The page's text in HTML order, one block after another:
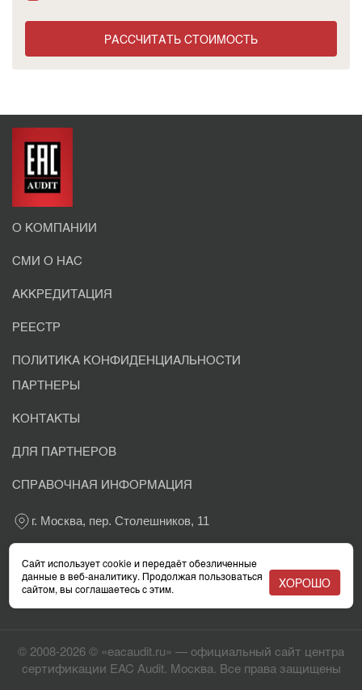
РАССЧИТАТЬ СТОИМОСТЬ
О КОМПАНИИ
СМИ О НАС
АККРЕДИТАЦИЯ
РЕЕСТР
ПОЛИТИКА КОНФИДЕНЦИАЛЬНОСТИ
ПАРТНЕРЫ
КОНТАКТЫ
ДЛЯ ПАРТНЕРОВ
СПРАВОЧНАЯ ИНФОРМАЦИЯ
г. Москва, пер. Столешников, 11
info@eacaudit.ru
© 2008-2026 © «eacaudit.ru» — официальный сайт центра
сертификации EAC Audit. Москва. Все права защищены
Сайт использует cookie и передаёт обезличенные
данные в веб-аналитику. Продолжая пользоваться
сайтом, вы соглашаетесь с этим.
ХОРОШО